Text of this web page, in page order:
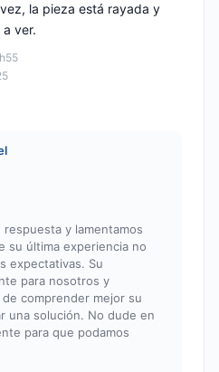
la pieza está rayada y
ver.
y lamentamos
su última experiencia no
expectativas. Su
para nosotros y
comprender mejor su
una solución. No dude en
para que podamos